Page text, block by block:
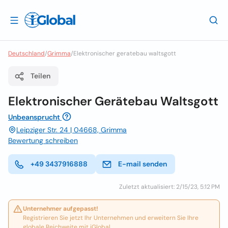
Deutschland/Grimma/Elektronischer geratebau waltsgott
Teilen
Elektronischer Gerätebau Waltsgott
Unbeansprucht
Leipziger Str. 24 | 04668, Grimma
Bewertung schreiben
+49 3437916888 E-mail senden
Zuletzt aktualisiert: 2/15/23, 5:12 PM
Unternehmer aufgepasst!
Registrieren Sie jetzt Ihr Unternehmen und erweitern Sie Ihre